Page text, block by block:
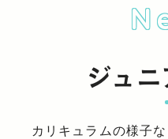
ジュ
カリキュラムの様子